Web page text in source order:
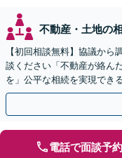
不動産・土地の
【初回相談無料】協議か
談ください「不動産が絡ん
を」公平な相続を実現でき
侵害額請求が有効」【夜間
電話で面談予約